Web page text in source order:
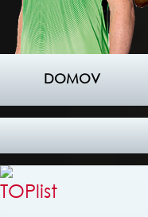
DOMOV